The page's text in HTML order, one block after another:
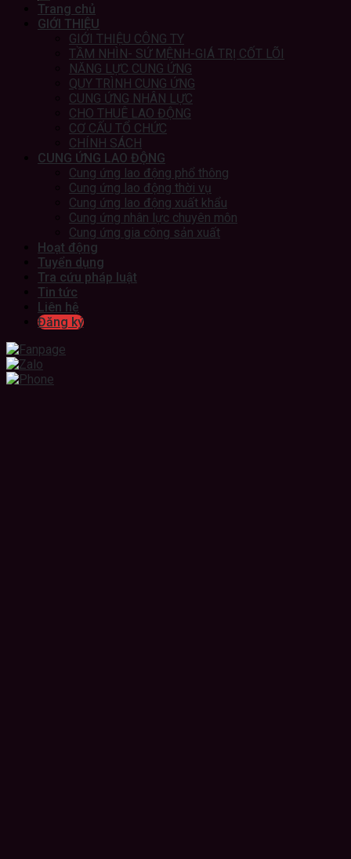
Trang chủ
GIỚI THIỆU
GIỚI THIỆU CÔNG TY
TẦM NHÌN- SỨ MỆNH-GIÁ TRỊ CỐT LÕI
NĂNG LỰC CUNG ỨNG
QUY TRÌNH CUNG ỨNG
CUNG ỨNG NHÂN LỰC
CHO THUÊ LAO ĐỘNG
CƠ CẤU TỔ CHỨC
CHÍNH SÁCH
CUNG ỨNG LAO ĐỘNG
Cung ứng lao động phổ thông
Cung ứng lao động thời vụ
Cung ứng lao động xuất khẩu
Cung ứng nhân lực chuyên môn
Cung ứng gia công sản xuất
Hoạt động
Tuyển dụng
Tra cứu pháp luật
Tin tức
Liên hệ
Đăng ký